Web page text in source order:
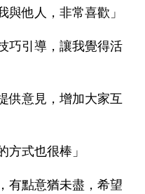
與他人，非常喜歡」
巧引導，讓我覺得活
供意見，增加大家互
方式也很棒」
有點意猶未盡，希望